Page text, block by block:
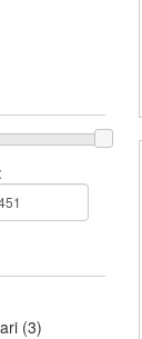
(3)